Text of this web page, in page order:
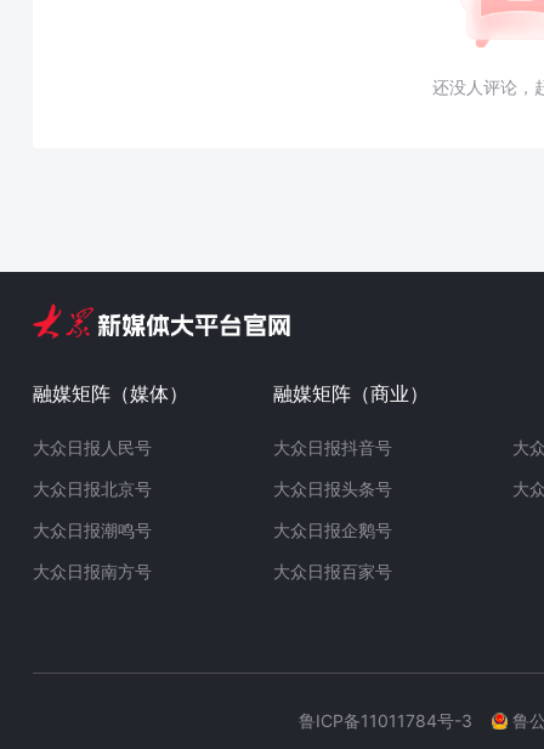
还没人评论，
融媒矩阵（媒体）
大众日报人民号
大众日报北京号
大众日报潮鸣号
大众日报南方号
融媒矩阵（商业）
大众日报抖音号
大众日报头条号
大众日报企鹅号
大众日报百家号
大
大
鲁ICP备11011784号-3 鲁